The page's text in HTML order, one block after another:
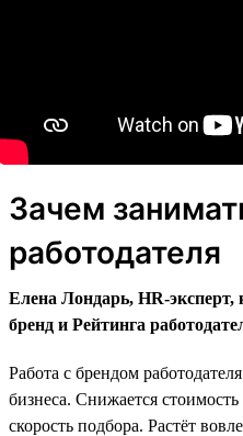
Зачем
работодателя
Елена Лондарь, HR-
бренд и Рейтинга
Работа с брендом
бизнеса. Снижается
скорость подбора. Растёт